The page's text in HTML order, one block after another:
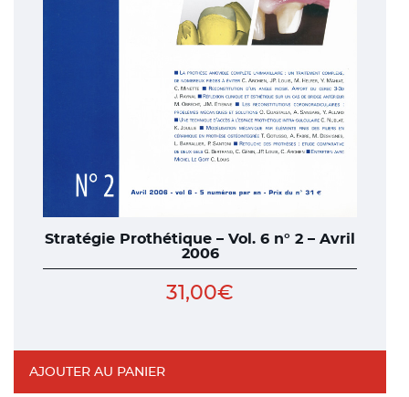
Stratégie Prothétique – Vol. 6 n° 2 – Avril
2006
31,00€
AJOUTER AU PANIER